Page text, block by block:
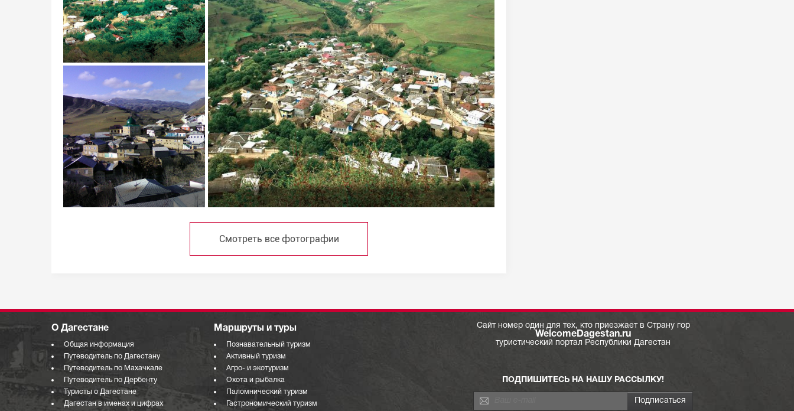
Смотреть все фотографии
О Дагестане
Общая информация
Путеводитель по Дагестану
Путеводитель по Махачкале
Путеводитель по Дербенту
Туристы о Дагестане
Дагестан в именах и цифрах
Маршруты и туры
Познавательный туризм
Активный туризм
Агро- и экотуризм
Охота и рыбалка
Паломнический туризм
Гастрономический туризм
Сайт номер один для тех, кто приезжает в Страну гор
WelcomeDagestan.ru
туристический портал Республики Дагестан
ПОДПИШИТЕСЬ НА НАШУ РАССЫЛКУ!